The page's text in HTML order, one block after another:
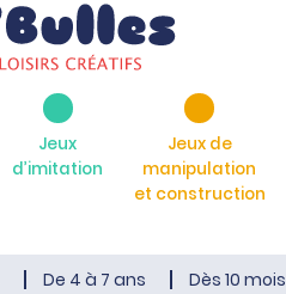
Jeux
d’imitation
Jeux de
manipulation
et construction
De 4 à 7 ans Dès 10 mois